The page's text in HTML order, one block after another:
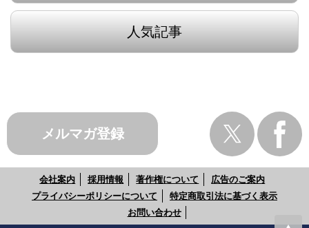
人気記事
メルマガ登録
会社案内 採用情報 著作権について
広告のご案内
プライバシーポリシーについて
特定商取引法に基づく表示
お問い合わせ